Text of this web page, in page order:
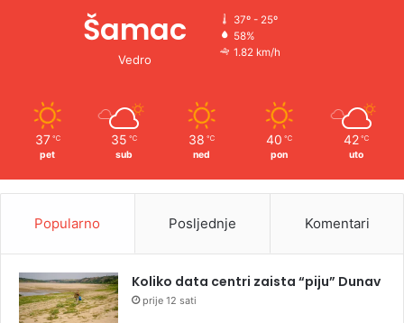
Šamac
Vedro
37º - 25º
58%
1.82 km/h
37 ℃
pet
35 ℃
sub
38 ℃
ned
40 ℃
pon
42 ℃
uto
Popularno Posljednje Komentari
Koliko data centri zaista “piju” Dunav
prije 12 sati